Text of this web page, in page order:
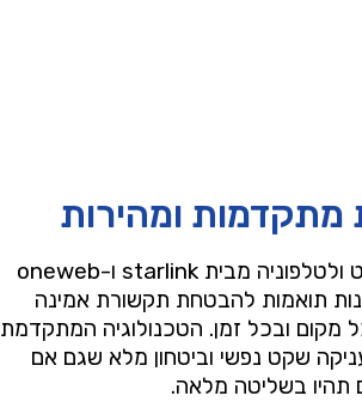
ומהירות
התשתית הלוויינית לאינטרנט ולטלפוניה מבית starlink ו-oneweb
תואמות להבטחת תקשורת אמינה
מקום ובכל זמן. הטכנולוגיה המתקדמת
שקט נפשי וביטחון מלא שגם אם
בשליטה מלאה.